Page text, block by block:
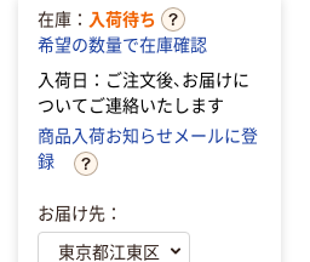
在庫： 入荷待ち
希望の数量で在庫確認
入荷日：ご注文後、お届けに
ついてご連絡いたします
商品入荷お知らせメールに登
録
お届け先：